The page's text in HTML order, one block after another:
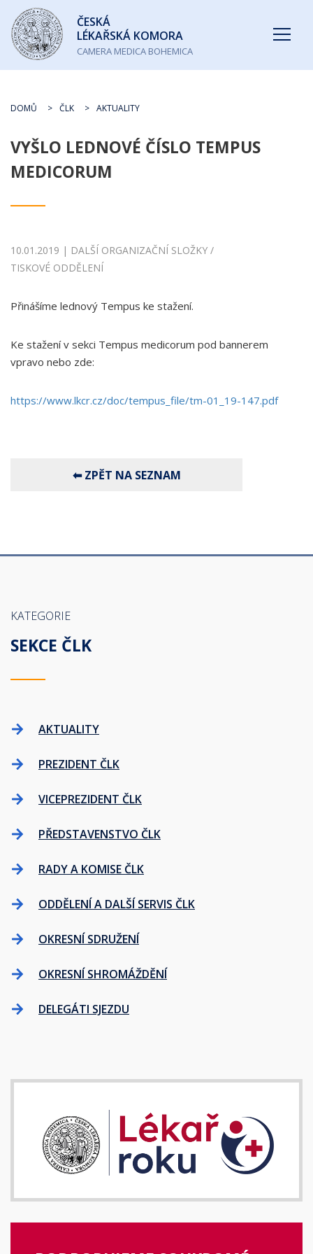
Česká
lékařská
komora
ČESKÁ
LÉKAŘSKÁ KOMORA
CAMERA MEDICA BOHEMICA
DOMŮ ČLK AKTUALITY
VYŠLO LEDNOVÉ ČÍSLO TEMPUS
MEDICORUM
10.01.2019 | DALŠÍ ORGANIZAČNÍ SLOŽKY /
TISKOVÉ ODDĚLENÍ
Přinášíme lednový Tempus ke stažení.
Ke stažení v sekci Tempus medicorum pod bannerem
vpravo nebo zde:
https://www.lkcr.cz/doc/tempus_file/tm-01_19-147.pdf
KATEGORIE
SEKCE ČLK
AKTUALITY
PREZIDENT ČLK
VICEPREZIDENT ČLK
PŘEDSTAVENSTVO ČLK
RADY A KOMISE ČLK
ODDĚLENÍ A DALŠÍ SERVIS ČLK
OKRESNÍ SDRUŽENÍ
OKRESNÍ SHROMÁŽDĚNÍ
DELEGÁTI SJEZDU